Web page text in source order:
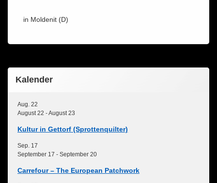
in Moldenit (D)
Kalender
Aug. 22
August 22 -August 23
Kultur in Gettorf (Sprottenquilter)
Sep. 17
September 17 - September 20
Carrefour – The European Patchwork